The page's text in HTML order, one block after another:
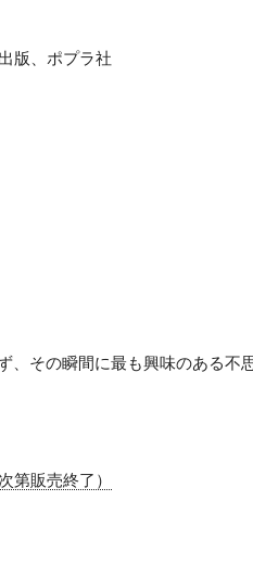
版、ポプラ社
、その瞬間に最も興味のある不
第販売終了）